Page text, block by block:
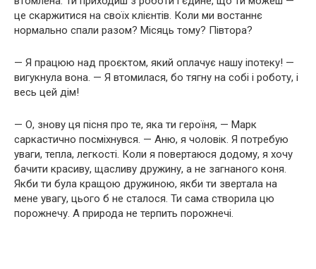
це скаржитися на своїх клієнтів. Коли ми востаннє
нормально спали разом? Місяць тому? Півтора?
— Я працюю над проєктом, який оплачує нашу іпотеку! —
вигукнула вона. — Я втомилася, бо тягну на собі і роботу, і
весь цей дім!
— О, знову ця пісня про те, яка ти героїня, — Марк
саркастично посміхнувся. — Аню, я чоловік. Я потребую
уваги, тепла, легкості. Коли я повертаюся додому, я хочу
бачити красиву, щасливу дружину, а не загнаного коня.
Якби ти була кращою дружиною, якби ти звертала на
мене увагу, цього б не сталося. Ти сама створила цю
порожнечу. А природа не терпить порожнечі.